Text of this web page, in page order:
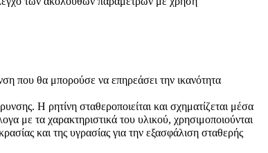
που θα μπορούσε να επηρεάσει την ικανότητα
Η ρητίνη σταθεροποιείται και σχηματίζεται μέσα
με τα χαρακτηριστικά του υλικού, χρησιμοποιούνται
και της υγρασίας για την εξασφάλιση σταθερής